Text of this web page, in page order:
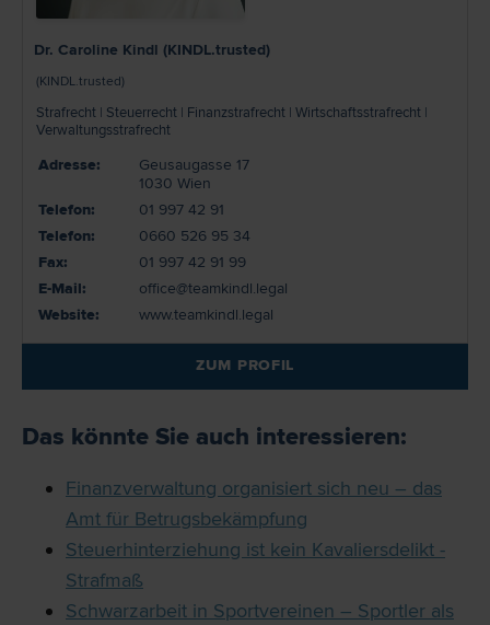
Dr. Caroline Kindl (KINDL.trusted)
(KINDL.trusted)
Strafrecht | Steuerrecht | Finanzstrafrecht | Wirtschaftsstrafrecht |
Verwaltungsstrafrecht
Adresse:
Geusaugasse 17
1030 Wien
Telefon:
01 997 42 91
Telefon:
0660 526 95 34
Fax:
01 997 42 91 99
E-Mail:
office@teamkindl.legal
Website:
www.teamkindl.legal
ZUM PROFIL
Das könnte Sie auch interessieren:
Finanzverwaltung organisiert sich neu – das
Amt für Betrugsbekämpfung
Steuerhinterziehung ist kein Kavaliersdelikt -
Strafmaß
Schwarzarbeit in Sportvereinen – Sportler als